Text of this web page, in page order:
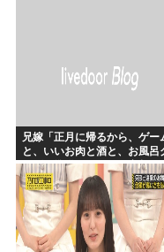
兄嫁「正月に帰るから、ゲー
と、いいお肉と酒と、お風呂
ッズの準備しとけよ」寝起き
私「知るかボケ」兄嫁「キィ
ィィー！！！！」私「あ…」